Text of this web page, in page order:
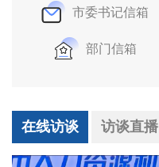
市委书记信箱
部门信箱
在线访谈 访谈直播